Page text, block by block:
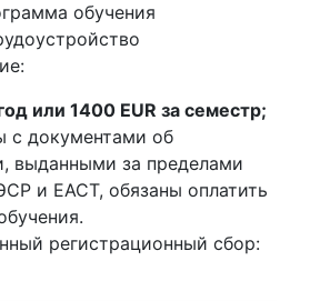
обучения
или 1400 EUR за семестр;
с документами об
выданными за пределами
и ЕАСТ, обязаны оплатить
регистрационный сбор: